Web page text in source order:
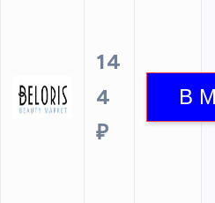
14
4
₽